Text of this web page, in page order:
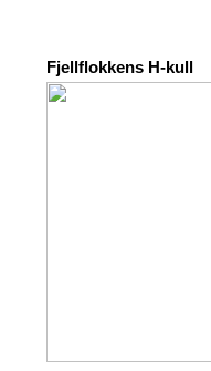
Fjellflokkens H-kull